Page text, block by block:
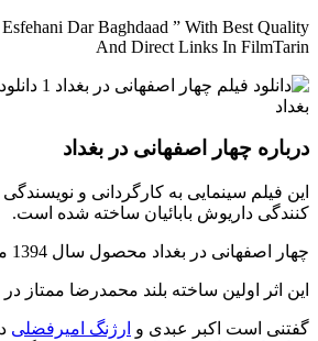
Dar Baghdaad ” With Best Quality
And Direct Links In FilmTarin
درباره چهار اصفهانی در بغداد
این فیلم سینمایی به کارگردانی و
کنندگی داریوش بابائیان ساخته شده است.
چهار اصفهانی در بغداد محصول سال 1394 می باشد.
این اثر اولین ساخته بلند محمدرضا ممتاز
گفتنی است اکبر عبدی و ارژنگ امیرفضلی